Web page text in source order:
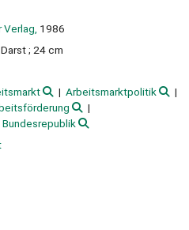
1986
; 24 cm
Arbeitsmarktpolitik